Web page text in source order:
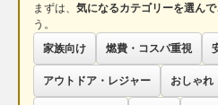
まずは、 気になるカテゴリーを選ん
う。
家族向け
燃費・コスパ重視
アウトドア・レジャー おしゃれ